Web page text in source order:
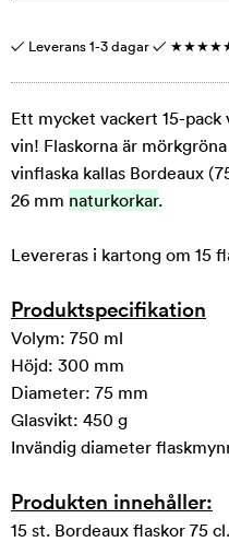
✓ Leverans 1-3 dagar ✓
Ett mycket vackert 15-
vin! Flaskorna är
vinflaska kallas Bordeaux
26 mm naturkorkar.
Levereras i kartong om 15
Produktspecifikation
Volym: 750 ml
Höjd: 300 mm
Diameter: 75 mm
Glasvikt: 450 g
Invändig diameter
Produkten innehåller:
15 st. Bordeaux flaskor 75 cl.